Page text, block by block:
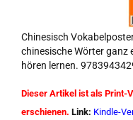
Chinesisch
chinesische Wörter ganz
hören lernen.
Dieser Artikel ist als Print-
erschienen. Link: Kindle-